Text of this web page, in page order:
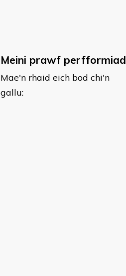
Meini prawf perfformiad
Mae'n rhaid eich bod chi'n
gallu: